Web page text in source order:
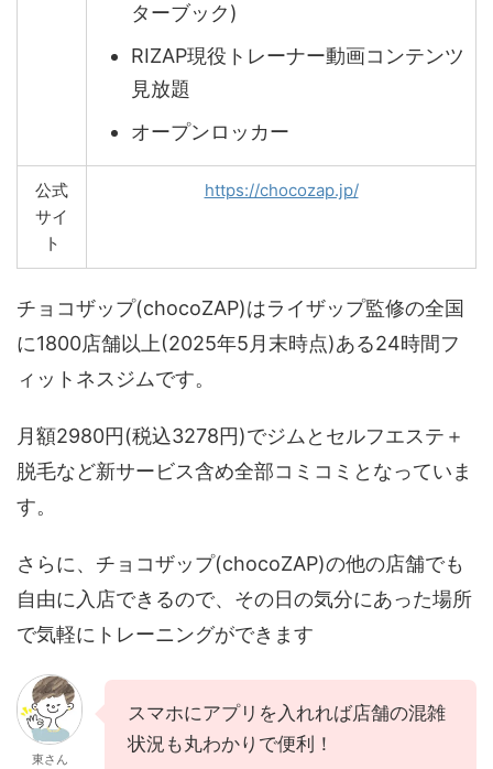
ターブック)
RIZAP現役トレーナー動画コンテンツ
見放題
オープンロッカー
公式
サイ
ト
https://chocozap.jp/
チョコザップ(chocoZAP)はライザップ監修の全国
に1800店舗以上(2025年5月末時点)ある24時間フ
ィットネスジムです。
月額2980円(税込3278円)でジムとセルフエステ＋
脱毛など新サービス含め全部コミコミとなっていま
す。
さらに、チョコザップ(chocoZAP)の他の店舗でも
自由に入店できるので、その日の気分にあった場所
で気軽にトレーニングができます
東さん
スマホにアプリを入れれば店舗の混雑
状況も丸わかりで便利！